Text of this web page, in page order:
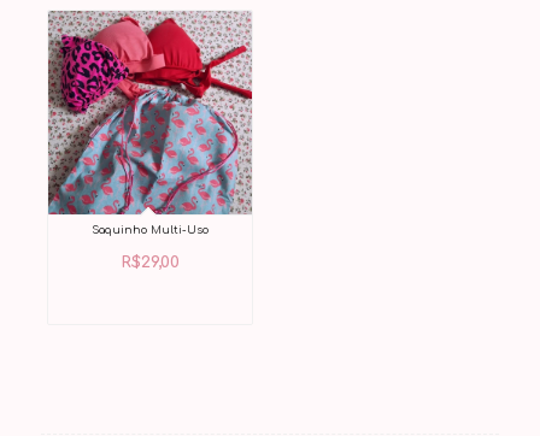
Saquinho Multi-Uso
R$29,00